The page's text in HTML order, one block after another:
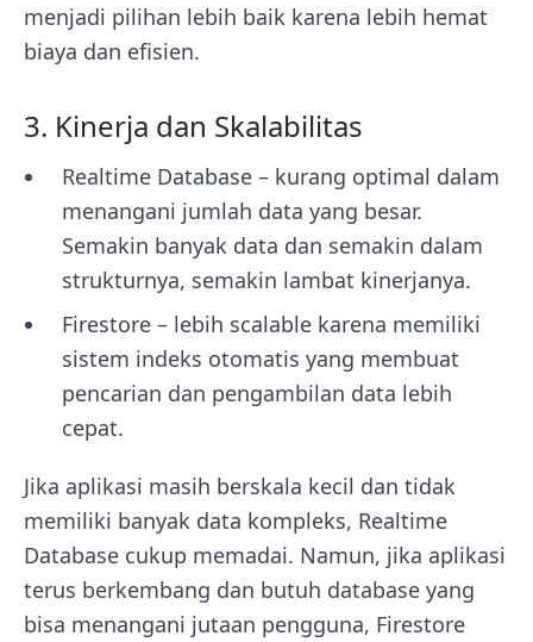
menjadi pilihan lebih baik karena lebih hemat
biaya dan efisien.
3. Kinerja dan Skalabilitas
Realtime Database – kurang optimal dalam
menangani jumlah data yang besar.
Semakin banyak data dan semakin dalam
strukturnya, semakin lambat kinerjanya.
Firestore – lebih scalable karena memiliki
sistem indeks otomatis yang membuat
pencarian dan pengambilan data lebih
cepat.
Jika aplikasi masih berskala kecil dan tidak
memiliki banyak data kompleks, Realtime
Database cukup memadai. Namun, jika aplikasi
terus berkembang dan butuh database yang
bisa menangani jutaan pengguna, Firestore